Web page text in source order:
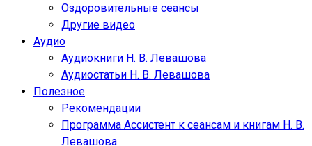
Оздоровительные сеансы
Другие видео
Аудио
Аудиокниги Н. В. Левашова
Аудиостатьи Н. В. Левашова
Полезное
Рекомендации
Программа Ассистент к сеансам и книгам Н. В.
Левашова